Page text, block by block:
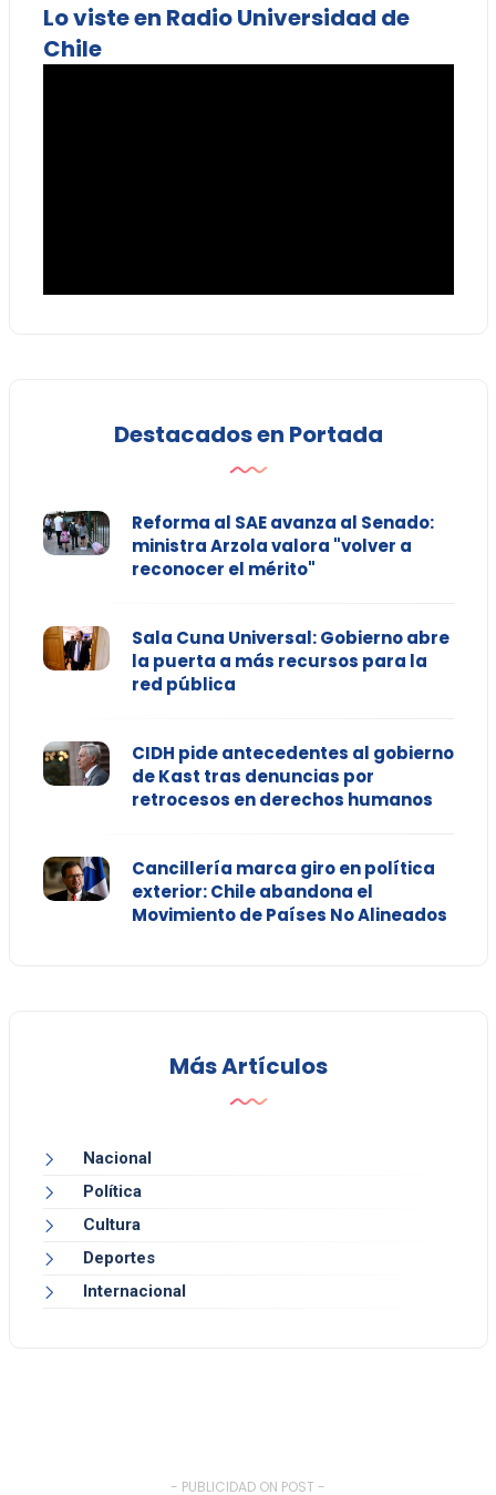
Lo viste en Radio Universidad de
Chile
Destacados en Portada
Reforma al SAE avanza al Senado:
ministra Arzola valora "volver a
reconocer el mérito"
Sala Cuna Universal: Gobierno abre
la puerta a más recursos para la
red pública
CIDH pide antecedentes al gobierno
de Kast tras denuncias por
retrocesos en derechos humanos
Cancillería marca giro en política
exterior: Chile abandona el
Movimiento de Países No Alineados
Más Artículos
Nacional
Política
Cultura
Deportes
Internacional
- PUBLICIDAD ON POST -